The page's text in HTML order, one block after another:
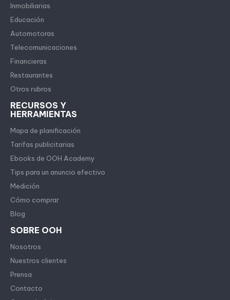
Inmobiliarias
Educación
Automotoras
Telecomunicaciones
Financieras
Restaurantes
Otros rubros
RECURSOS Y
HERRAMIENTAS
Mapa de planificación
Tarifas publicitarias
Ebooks de OOH Academy
Tips para un anuncio efectivo
Medición
Cómo comprar
Blog
SOBRE OOH
Nosotros
Nuestros clientes
Prensa
Contacto